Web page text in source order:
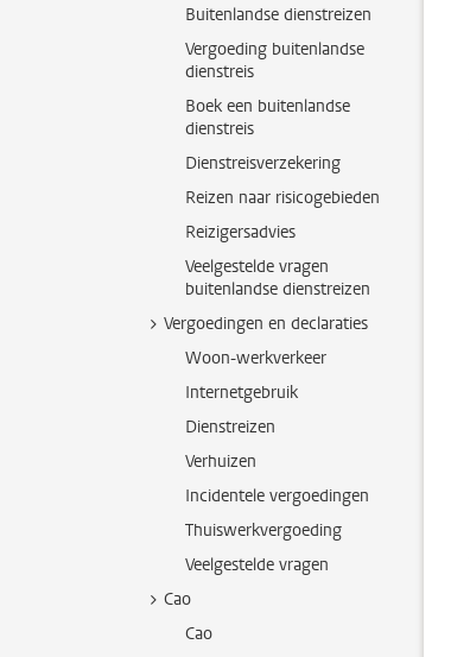
Buitenlandse dienstreizen
Vergoeding buitenlandse
dienstreis
Boek een buitenlandse
dienstreis
Dienstreisverzekering
Reizen naar risicogebieden
Reizigersadvies
Veelgestelde vragen
buitenlandse dienstreizen
Vergoedingen en declaraties
Woon-werkverkeer
Internetgebruik
Dienstreizen
Verhuizen
Incidentele vergoedingen
Thuiswerkvergoeding
Veelgestelde vragen
Cao
Cao